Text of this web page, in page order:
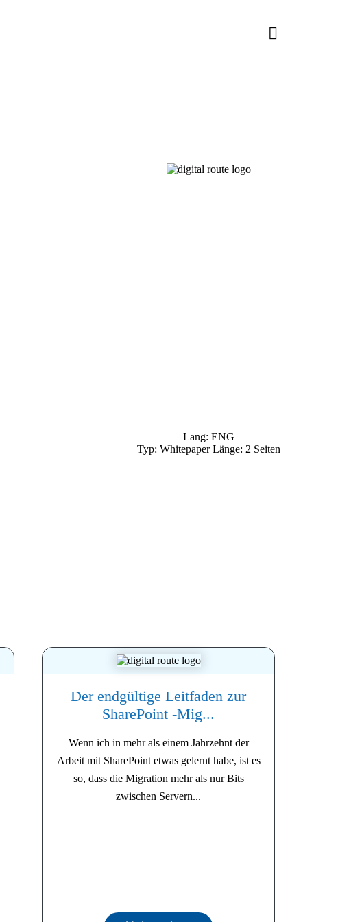
Lang: ENG
Typ: Whitepaper Länge: 2 Seiten
Der endgültige Leitfaden zur
SharePoint -Mig...
Wenn ich in mehr als einem Jahrzehnt der
Arbeit mit SharePoint etwas gelernt habe, ist es
so, dass die Migration mehr als nur Bits
zwischen Servern...